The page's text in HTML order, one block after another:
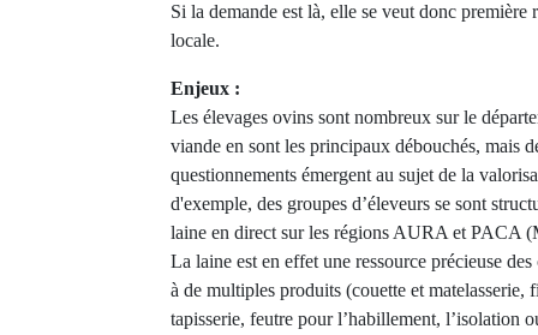
Si la demande est là, elle se veut donc première
locale.
Enjeux :
Les élevages ovins sont nombreux sur le
viande en sont les principaux débouchés, mais
questionnements émergent au sujet de la
d'exemple, des groupes d’éleveurs se sont
laine en direct sur les régions AURA et PACA
La laine est en effet une ressource précieuse
à de multiples produits (couette et matelasserie,
tapisserie, feutre pour l’habillement, l’isolation